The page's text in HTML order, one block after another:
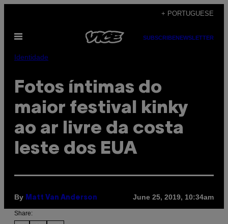
content
+ PORTUGUESE
Open
SUBSCRIBENEWSLETTER
Identidade
Fotos íntimas do
maior festival kinky
ao ar livre da costa
leste dos EUA
By Matt Van Anderson June 25, 2019, 10:34am
Share: